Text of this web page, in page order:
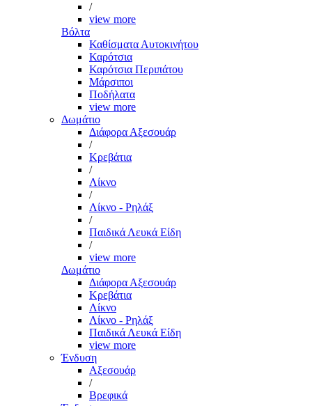
/
view more
Βόλτα
Καθίσματα Αυτοκινήτου
Καρότσια
Καρότσια Περιπάτου
Μάρσιποι
Ποδήλατα
view more
Δωμάτιο
Διάφορα Αξεσουάρ
/
Κρεβάτια
/
Λίκνο
/
Λίκνο - Ρηλάξ
/
Παιδικά Λευκά Είδη
/
view more
Δωμάτιο
Διάφορα Αξεσουάρ
Κρεβάτια
Λίκνο
Λίκνο - Ρηλάξ
Παιδικά Λευκά Είδη
view more
Ένδυση
Αξεσουάρ
/
Βρεφικά